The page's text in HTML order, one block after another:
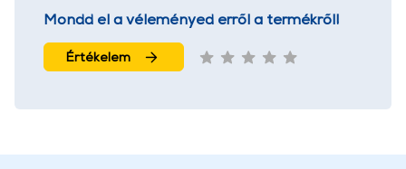
Mondd el a véleményed erről a termékről!
Értékelem